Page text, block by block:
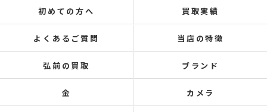
初めての方へ 買取実績
よくあるご質問 当店の特徴
弘前の買取 ブランド
金 カメラ